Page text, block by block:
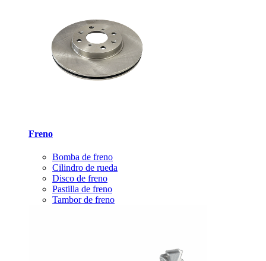
Freno
Bomba de freno
Cilindro de rueda
Disco de freno
Pastilla de freno
Tambor de freno